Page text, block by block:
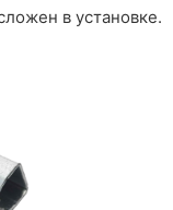
в установке.